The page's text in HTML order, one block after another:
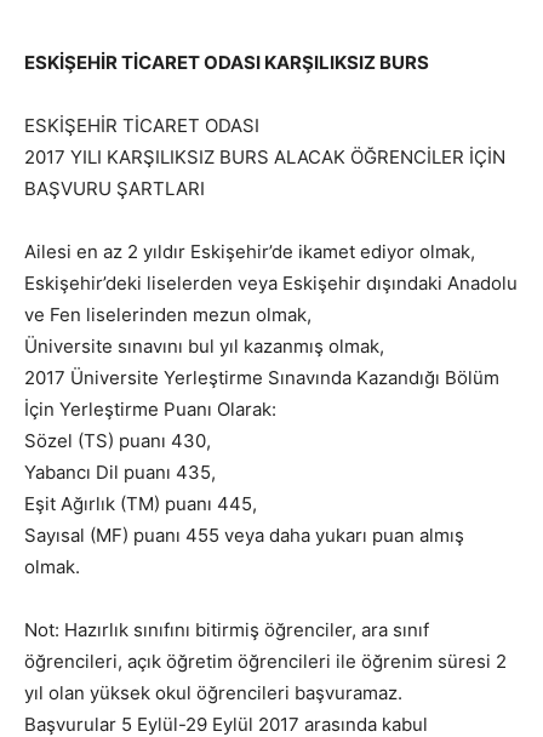
ESKİŞEHİR TİCARET ODASI KARŞILIKSIZ BURS
ESKİŞEHİR TİCARET ODASI
2017 YILI KARŞILIKSIZ BURS ALACAK ÖĞRENCİLER İÇİN
BAŞVURU ŞARTLARI
Ailesi en az 2 yıldır Eskişehir’de ikamet ediyor olmak,
Eskişehir’deki liselerden veya Eskişehir dışındaki Anadolu
ve Fen liselerinden mezun olmak,
Üniversite sınavını bul yıl kazanmış olmak,
2017 Üniversite Yerleştirme Sınavında Kazandığı Bölüm
İçin Yerleştirme Puanı Olarak:
Sözel (TS) puanı 430,
Yabancı Dil puanı 435,
Eşit Ağırlık (TM) puanı 445,
Sayısal (MF) puanı 455 veya daha yukarı puan almış
olmak.
Not: Hazırlık sınıfını bitirmiş öğrenciler, ara sınıf
öğrencileri, açık öğretim öğrencileri ile öğrenim süresi 2
yıl olan yüksek okul öğrencileri başvuramaz.
Başvurular 5 Eylül-29 Eylül 2017 arasında kabul